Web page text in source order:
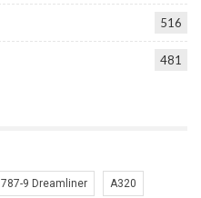
516
481
787-9 Dreamliner A320